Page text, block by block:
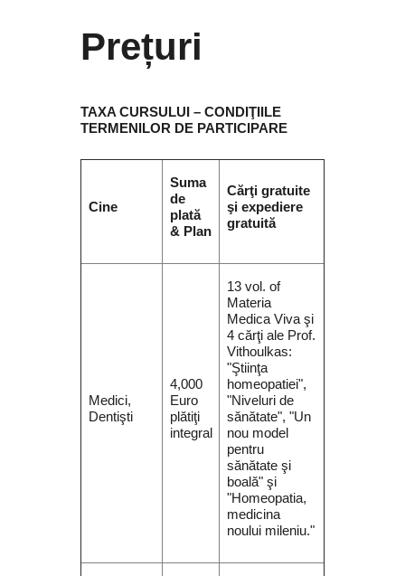
Prețuri
TAXA CURSULUI – CONDIŢIILE
TERMENILOR DE PARTICIPARE
Cine
Suma
de
plată
& Plan
Cărţi gratuite
şi expediere
gratuită
Medici,
Dentişti
4,000
Euro
plătiţi
integral
13 vol. of
Materia
Medica Viva şi
4 cărţi ale Prof.
Vithoulkas:
"Ştiinţa
homeopatiei",
"Niveluri de
sănătate", "Un
nou model
pentru
sănătate şi
boală" şi
"Homeopatia,
medicina
noului mileniu."